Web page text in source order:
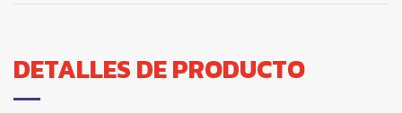
DETALLES DE PRODUCTO